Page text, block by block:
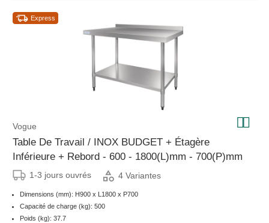
Express
Vogue
Table De Travail / INOX BUDGET + Étagère
Inférieure + Rebord - 600 - 1800(L)mm - 700(P)mm
1-3 jours ouvrés 4 Variantes
Dimensions (mm): H900 x L1800 x P700
Capacité de charge (kg): 500
Poids (kg): 37.7